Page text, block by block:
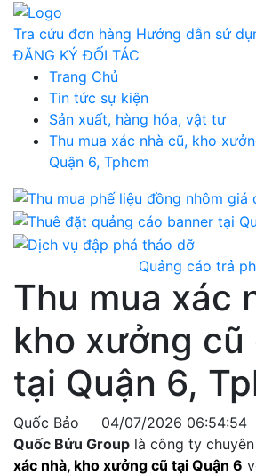
Tra cứu đơn hàng Hướng dẫn sử
ĐĂNG KÝ ĐỐI TÁC
Trang Chủ
Tin tức sự kiện
Sản xuất, hàng hóa, vật tư
Thu mua xác nhà cũ, kho
Quận 6, Tphcm
Quảng cáo trả
Thu mua xác
kho xưởng cũ
tại Quận 6,
Quốc Bảo 04/07/2026 06:54:54
Quốc Bửu Group là công ty
xác nhà, kho xưởng cũ tại Quận 6